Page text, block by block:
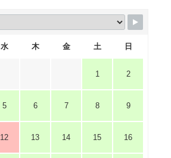
水 木 金 土 日
1 2
5 6 7 8 9
12 13 14 15 16